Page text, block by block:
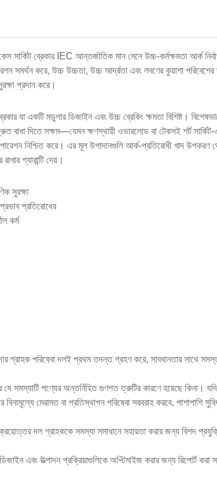
ব্রেকার IEC আন্তর্জাতিক মান মেনে উচ্চ-কর্মক্ষমতা আর্ক
করে, উচ্চ উচ্চতা, উচ্চ আর্দ্রতা এবং লবণের কুয়াশা
প্রদান করে।
যা একটি মডুলার ডিজাইন এবং উচ্চ ব্রেকিং ক্ষমতা বিশিষ্ট।
বাধা দিতে সক্ষম—যেমন ক্ষণস্থায়ী ওভারলোড বা টেকসই শর্ট
নিশ্চিত করে। এর মূল উপাদানগুলি আর্ক-প্রতিরোধী খাদ উপকরণ
গ্যারান্টি দেয়।
সুরক্ষা
প্রতিরোধের
কর্ম
গ্রাহক পরিষেবা দলই প্রথম তদন্ত গ্রহণ করে, সাবধানতার সাথে
যে সমস্যাটি পণ্যের অন্তর্নিহিত গুণগত ত্রুটির কারণে হয়েছে কিনা।
মেরামত বা প্রতিস্থাপন পরিষেবা সরবরাহ করবে,
দল গ্রাহককে সমস্যা সমাধানে সহায়তা করার জন্য বিশদ
এবং উত্পাদন প্রক্রিয়াগুলিকে অপ্টিমাইজ করার জন্য রিপোর্ট করা